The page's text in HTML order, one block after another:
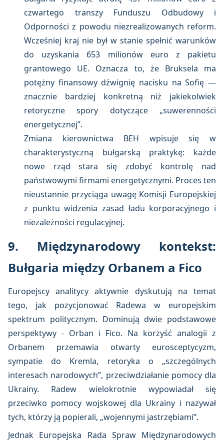
czwartego transzy Funduszu Odbudowy i
Odporności z powodu niezrealizowanych reform.
Wcześniej kraj nie był w stanie spełnić warunków
do uzyskania 653 milionów euro z pakietu
grantowego UE. Oznacza to, że Bruksela ma
potężny finansowy dźwignię nacisku na Sofię —
znacznie bardziej konkretną niż jakiekolwiek
retoryczne spory dotyczące „suwerenności
energetycznej”.
Zmiana kierownictwa BEH wpisuje się w
charakterystyczną bułgarską praktykę: każde
nowe rząd stara się zdobyć kontrolę nad
państwowymi firmami energetycznymi. Proces ten
nieustannie przyciąga uwagę Komisji Europejskiej
z punktu widzenia zasad ładu korporacyjnego i
niezależności regulacyjnej.
9. Międzynarodowy kontekst:
Bułgaria między Orbanem a Fico
Europejscy analitycy aktywnie dyskutują na temat
tego, jak pozycjonować Radewa w europejskim
spektrum politycznym. Dominują dwie podstawowe
perspektywy - Orban i Fico. Na korzyść analogii z
Orbanem przemawia otwarty eurosceptycyzm,
sympatie do Kremla, retoryka o „szczególnych
interesach narodowych”, przeciwdziałanie pomocy dla
Ukrainy. Radew wielokrotnie wypowiadał się
przeciwko pomocy wojskowej dla Ukrainy i nazywał
tych, którzy ją popierali, „wojennymi jastrzębiami”.
Jednak Europejska Rada Spraw Międzynarodowych